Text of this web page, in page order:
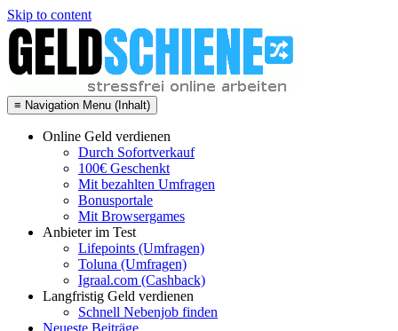
Skip to content
≡ Navigation Menu (Inhalt)
Online Geld verdienen
Durch Sofortverkauf
100€ Geschenkt
Mit bezahlten Umfragen
Bonusportale
Mit Browsergames
Anbieter im Test
Lifepoints (Umfragen)
Toluna (Umfragen)
Igraal.com (Cashback)
Langfristig Geld verdienen
Schnell Nebenjob finden
Neueste Beiträge